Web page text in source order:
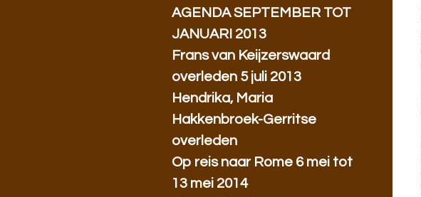
AGENDA SEPTEMBER TOT
JANUARI 2013
Frans van Keijzerswaard
overleden 5 juli 2013
Hendrika, Maria
Hakkenbroek-Gerritse
overleden
Op reis naar Rome 6 mei tot
13 mei 2014